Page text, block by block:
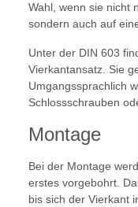
Wahl, wenn sie nicht
sondern auch auf
Unter der DIN 603
Vierkantansatz. Sie
Umgangssprachlich
Schlossschrauben
Montage
Bei der Montage
erstes vorgebohrt.
bis sich der Vierkant